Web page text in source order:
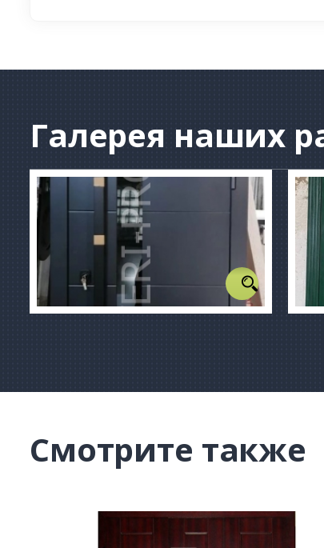
Галерея наших
Смотрите также